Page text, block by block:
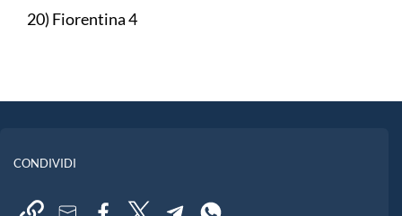
20) Fiorentina 4
CONDIVIDI